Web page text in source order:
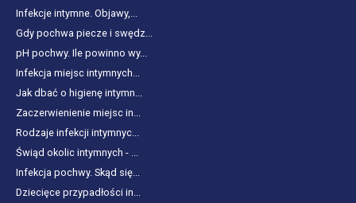
Infekcje intymne. Objawy,...
Gdy pochwa piecze i swędz...
pH pochwy. Ile powinno wy...
Infekcja miejsc intymnych...
Jak dbać o higienę intymn...
Zaczerwienienie miejsc in...
Rodzaje infekcji intymnyc...
Świąd okolic intymnych - ...
Infekcja pochwy. Skąd się...
Dziecięce przypadłości in...